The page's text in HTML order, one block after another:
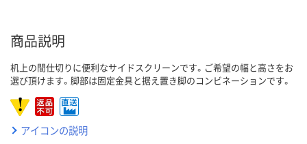
商品説明
机上の間仕切りに便利なサイドスクリーンです。ご希望の幅と高さをお
選び頂けます。脚部は固定金具と据え置き脚のコンビネーションです。
アイコンの説明